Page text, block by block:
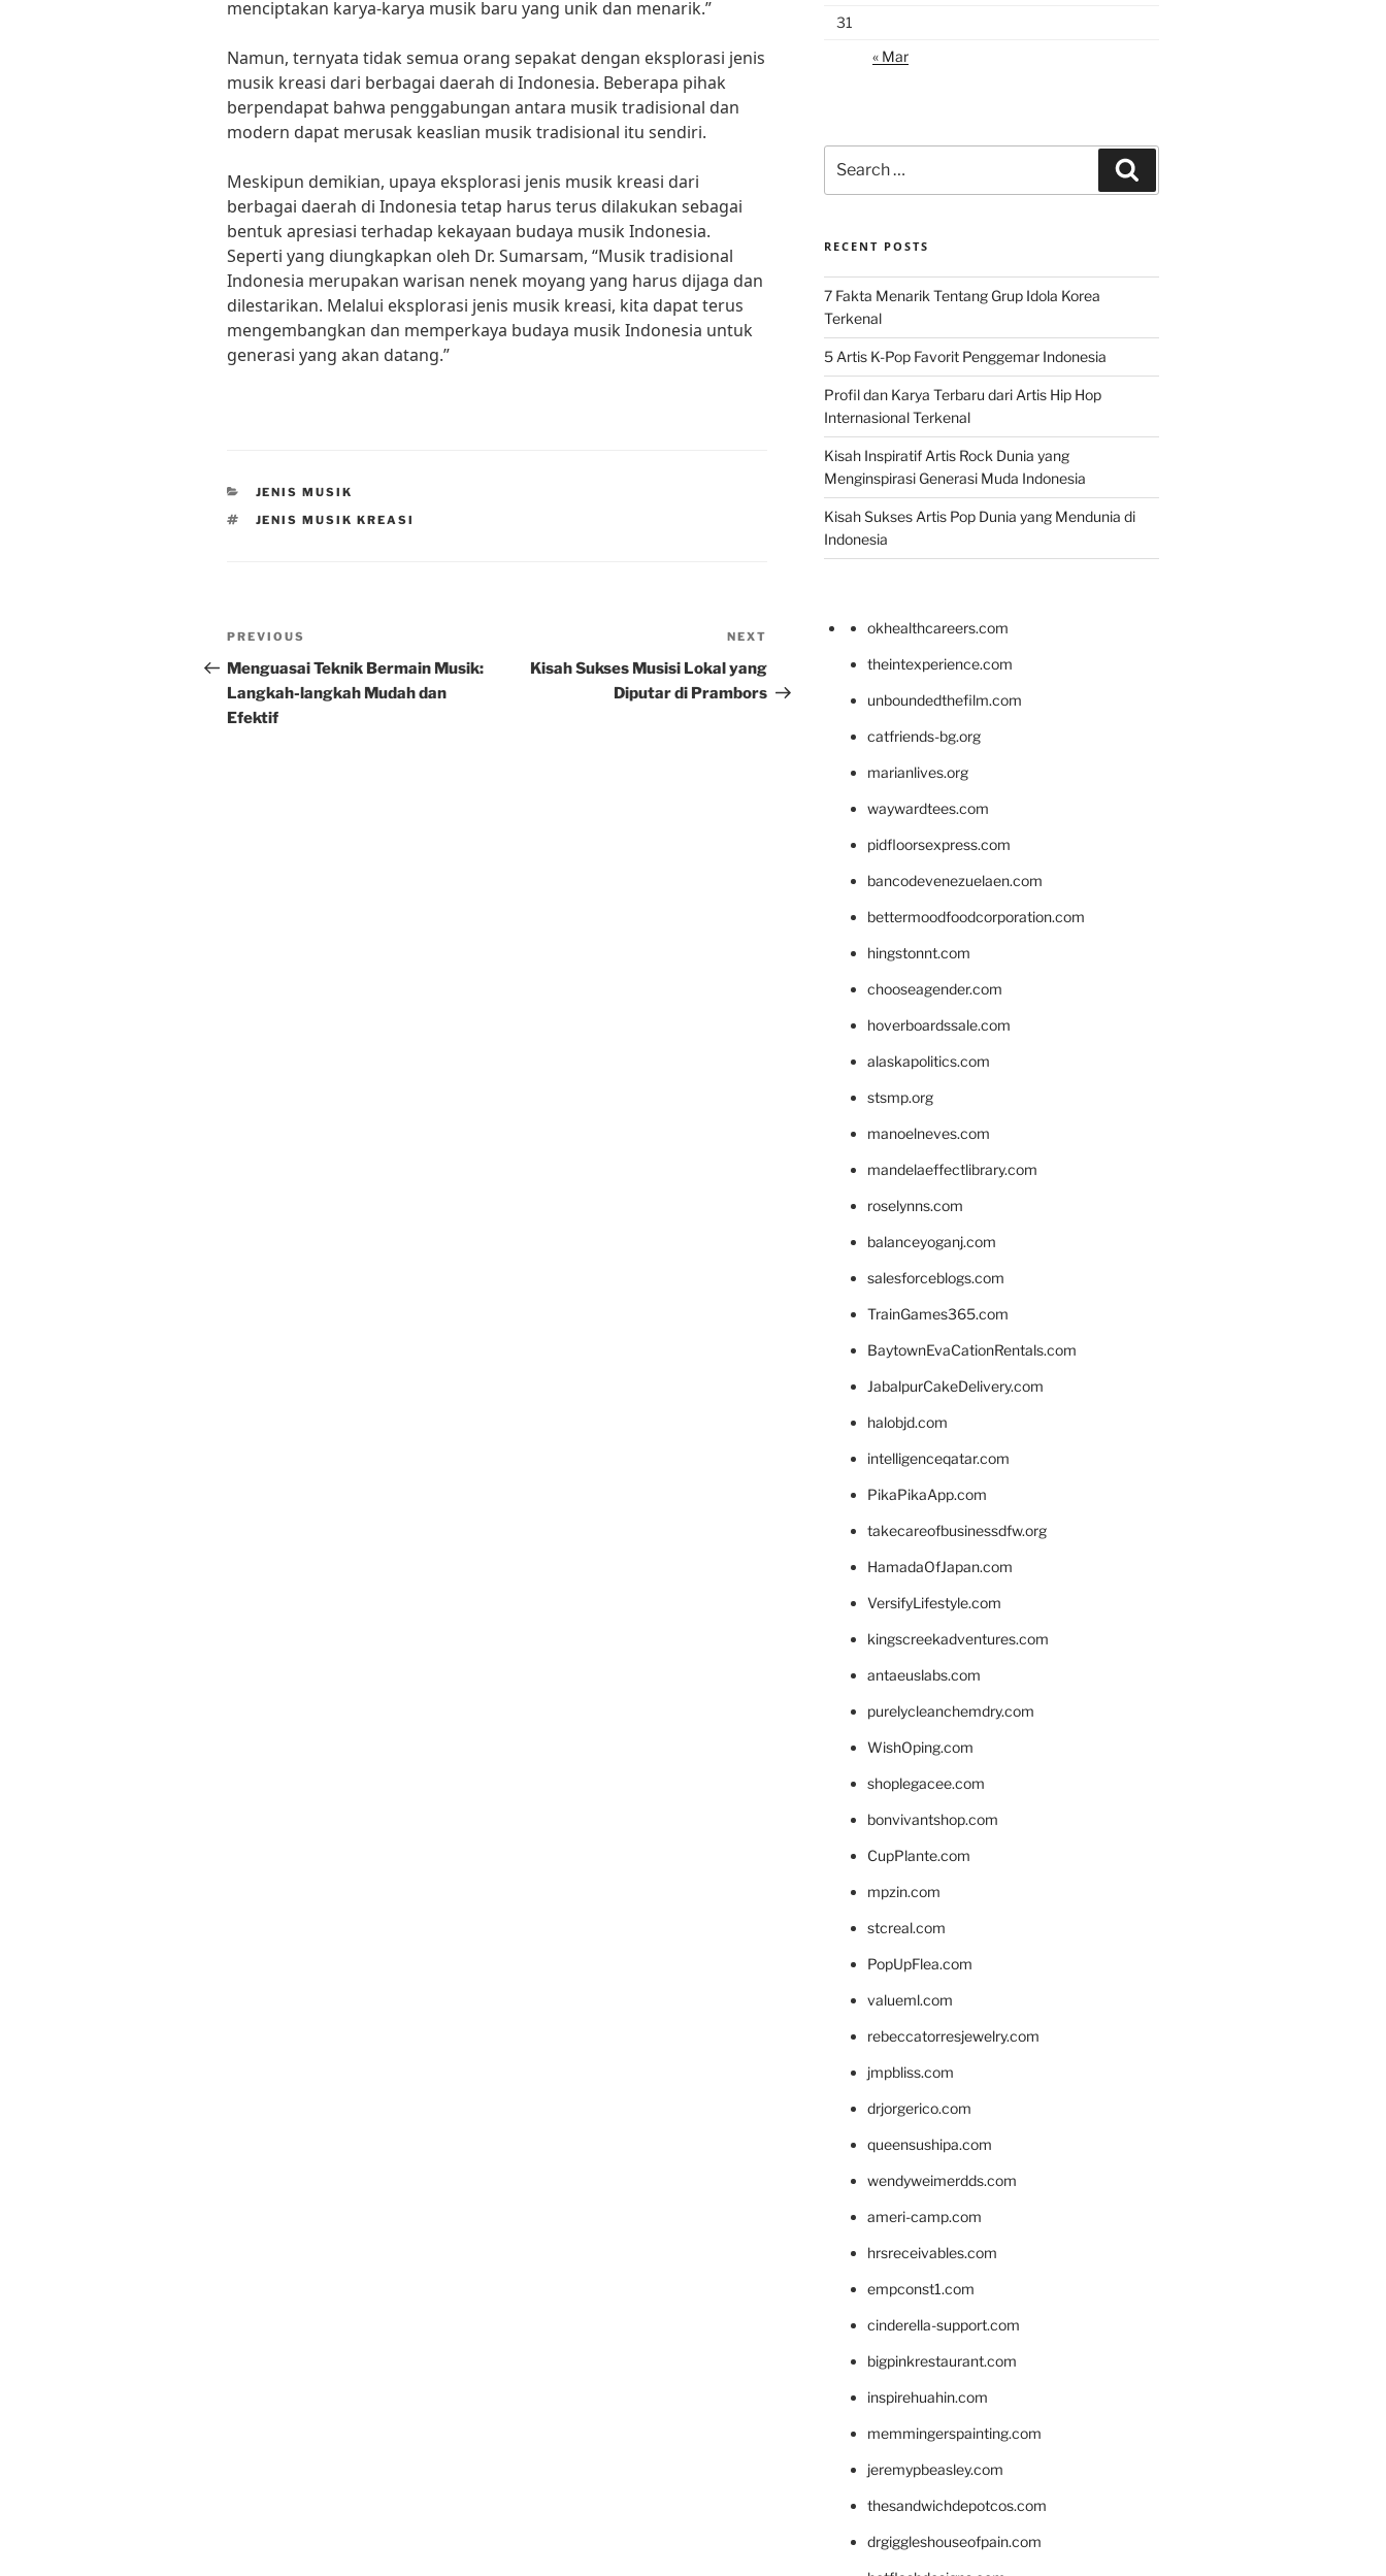
menciptakan karya-karya musik baru yang unik dan menarik.”
Namun, ternyata tidak semua orang sepakat dengan eksplorasi jenis
musik kreasi dari berbagai daerah di Indonesia. Beberapa pihak
berpendapat bahwa penggabungan antara musik tradisional dan
modern dapat merusak keaslian musik tradisional itu sendiri.
Meskipun demikian, upaya eksplorasi jenis musik kreasi dari
berbagai daerah di Indonesia tetap harus terus dilakukan sebagai
bentuk apresiasi terhadap kekayaan budaya musik Indonesia.
Seperti yang diungkapkan oleh Dr. Sumarsam, “Musik tradisional
Indonesia merupakan warisan nenek moyang yang harus dijaga dan
dilestarikan. Melalui eksplorasi jenis musik kreasi, kita dapat terus
mengembangkan dan memperkaya budaya musik Indonesia untuk
generasi yang akan datang.”
CATEGORIES
JENIS MUSIK
TAGS
JENIS MUSIK KREASI
Post
navigation
Previous
Post
PREVIOUS
Menguasai Teknik Bermain Musik:
Langkah-langkah Mudah dan
Efektif
Post
NEXT
Kisah Sukses Musisi Lokal yang
Diputar di Prambors
31
« Mar
for:
RECENT POSTS
7 Fakta Menarik Tentang Grup Idola Korea
Terkenal
5 Artis K-Pop Favorit Penggemar Indonesia
Profil dan Karya Terbaru dari Artis Hip Hop
Internasional Terkenal
Kisah Inspiratif Artis Rock Dunia yang
Menginspirasi Generasi Muda Indonesia
Kisah Sukses Artis Pop Dunia yang Mendunia di
Indonesia
okhealthcareers.com
theintexperience.com
unboundedthefilm.com
catfriends-bg.org
marianlives.org
waywardtees.com
pidfloorsexpress.com
bancodevenezuelaen.com
bettermoodfoodcorporation.com
hingstonnt.com
chooseagender.com
hoverboardssale.com
alaskapolitics.com
stsmp.org
manoelneves.com
mandelaeffectlibrary.com
roselynns.com
balanceyoganj.com
salesforceblogs.com
TrainGames365.com
BaytownEvaCationRentals.com
JabalpurCakeDelivery.com
halobjd.com
intelligenceqatar.com
PikaPikaApp.com
takecareofbusinessdfw.org
HamadaOfJapan.com
VersifyLifestyle.com
kingscreekadventures.com
antaeuslabs.com
purelycleanchemdry.com
WishOping.com
shoplegacee.com
bonvivantshop.com
CupPlante.com
mpzin.com
stcreal.com
PopUpFlea.com
valueml.com
rebeccatorresjewelry.com
jmpbliss.com
drjorgerico.com
queensushipa.com
wendyweimerdds.com
ameri-camp.com
hrsreceivables.com
empconst1.com
cinderella-support.com
bigpinkrestaurant.com
inspirehuahin.com
memmingerspainting.com
jeremypbeasley.com
thesandwichdepotcos.com
drgiggleshouseofpain.com